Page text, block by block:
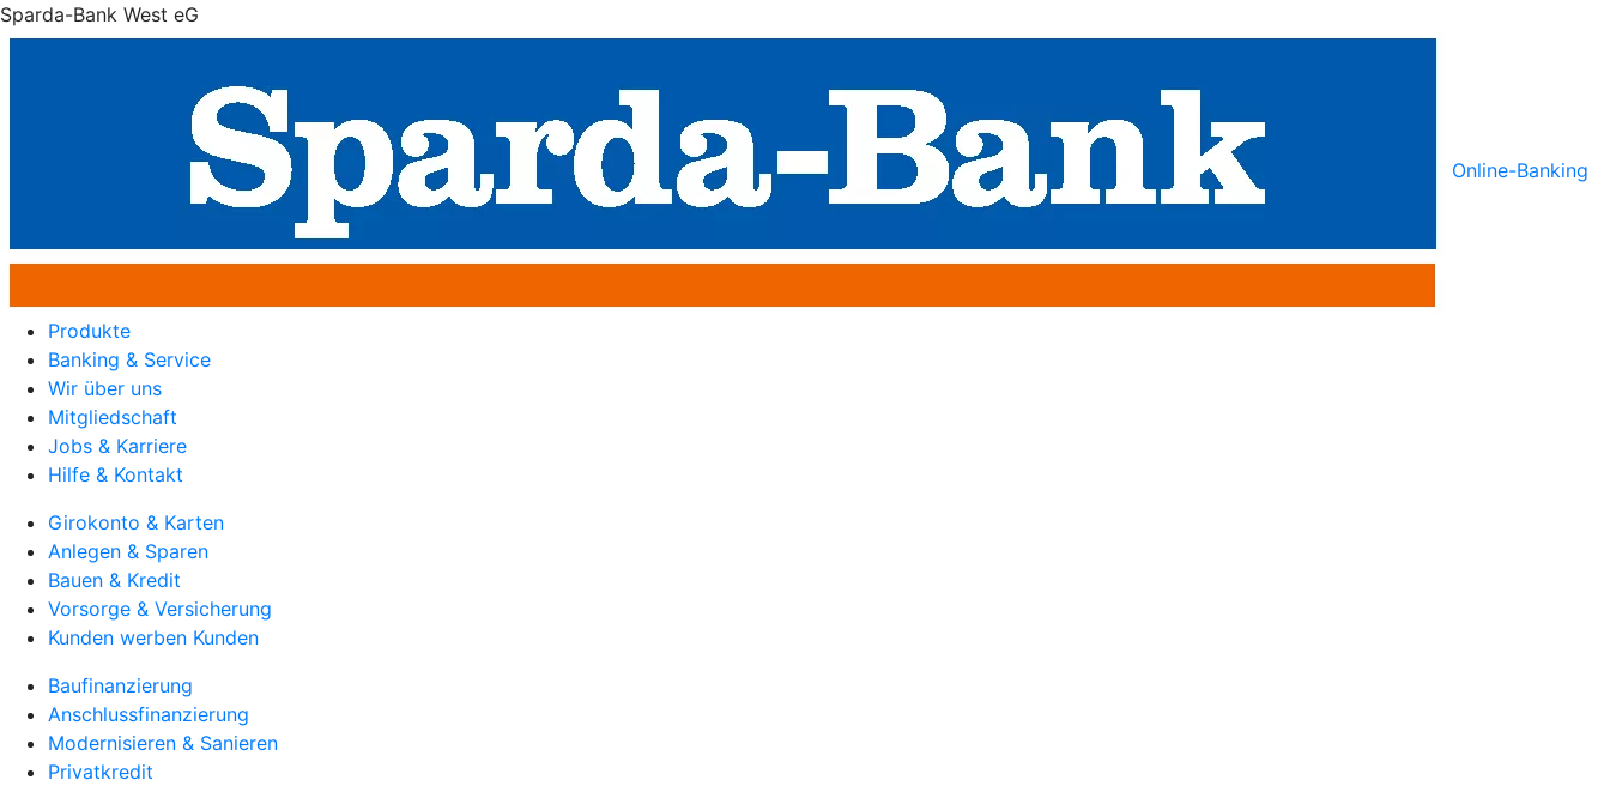
Sparda-Bank West eG
Online-Banking
Produkte
Banking & Service
Wir über uns
Mitgliedschaft
Jobs & Karriere
Hilfe & Kontakt
Girokonto & Karten
Anlegen & Sparen
Bauen & Kredit
Vorsorge & Versicherung
Kunden werben Kunden
Baufinanzierung
Anschlussfinanzierung
Modernisieren & Sanieren
Privatkredit